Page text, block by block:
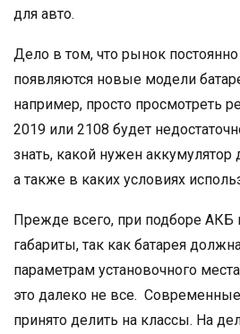
для авто.
Дело в том, что рынок постоянно
появляются новые модели
например, просто просмотреть
2019 или 2108 будет
знать, какой нужен аккумулятор
а также в каких условиях
Прежде всего, при подборе АКБ
габариты, так как батарея
параметрам установочного
это далеко не все.
принято делить на классы. На